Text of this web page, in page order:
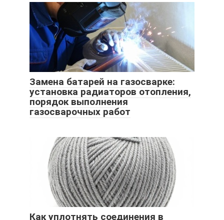
Замена батарей на газосварке:
установка радиаторов отопления,
порядок выполнения
газосварочных работ
Как уплотнять соединения в